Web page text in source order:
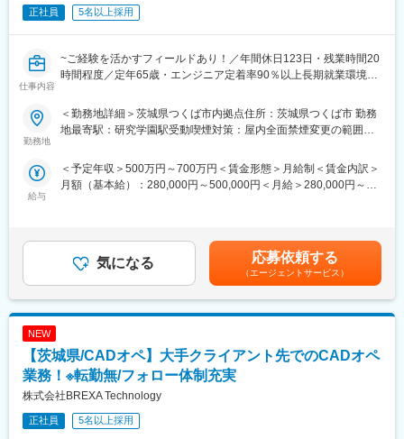
・現場での配線等の対応業務
など
その他幅広くプロジェクトが進行しておりますので、是非とも一
度面接にお越しいただきお話をカジュアルにさせていただければ
■働く環境/当社の特徴：
・全社月平均残業時間：20時間程度
・キャリアサポート制度充実：社内に専属のカウンセラーがお
り、プロジェクト、働き方など相談できる環境がございます。
は、会社が全額負担します。家賃補助の金額に関して、6万円（家
賃＋共益費）の物件を上限として半分を支給いたします。他にも
家族手当制度等がございます。
■福利厚生「SS&CU制度」：
制度です。U・Iターンしたい、上流工程へ挑戦したいなど転職に
ともなうリスクを気にすることなく、社内で自分の新しいキャリ
アを形成し、可能性を広げることが可能です。シフトしたことに
よって上がった派遣料金が一定基準を超えた場合、給与に還元し
ております。
正社員 5名以上採用
仕事内容
~ご経験を活かすフィールドあり！／年間休日123日・残業時間20
時間程度／定年65歳・エンジニア定着率90％以上長期就業環境あ
鉄道車両用インバータのパワーユニットの開発業務（回路の設
■業務内容
担当製品の概要：鉄道車両用インバータ装置
∟パワー半導体の選定
∟半導体ドライブ回路の設計，評価等
∟その他それらに付随する業務
・パワー半導体の電気的な実験
∟実験環境の構築，実験（半導体のスイッチング動作）
■働く環境/当社の特徴：
・全社月平均残業時間：20時間程度
・年休：123日程度
・キャリアサポート制度充実：社内に専属のカウンセラーがお
り、プロジェクト、働き方など相談できる環境がございます。
・定年：65歳となっており、その後も１年更新での契約社員とし
勤務地
＜勤務地詳細＞茨城県つくば市内拠点住所：茨城県つくば市 勤務
地最寄駅：研究学園駅受動喫煙対策：屋内全面禁煙変更の範囲：
給与
＜予定年収＞500万円～700万円＜賃金形態＞月給制＜賃金内訳＞
月額（基本給）：280,000円～500,000円＜月給＞280,000円～
の金額であり、選考を通じて上下する可能性があります。月給(月
額)は固定手当を含めた表記です。
気になる 応募依頼する
（エージェントサービス）
NEW
【茨城県/CADオペ】大手クライアント先でのCADオペ
業務！※転勤無/フォロー体制充実
株式会社BREXA Technology
正社員 5名以上採用